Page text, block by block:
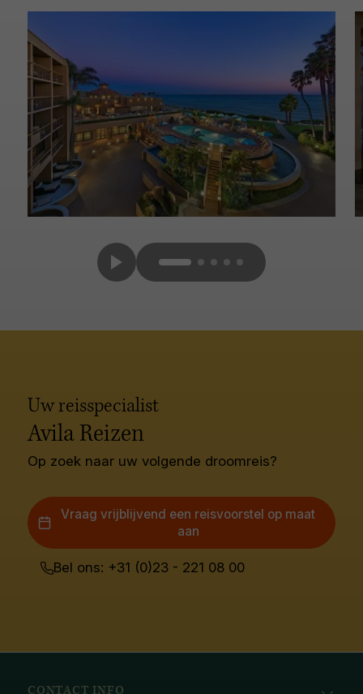
Uw reisspecialist
Avila Reizen
Op zoek naar uw volgende droomreis?
Vraag vrijblijvend een reisvoorstel op maat
aan
Bel ons: +31 (0)23 - 221 08 00
CONTACT INFO